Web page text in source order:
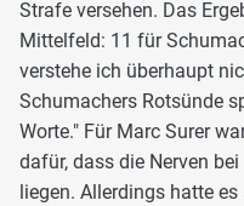
Strafe versehen. Das
Mittelfeld: 11 für
verstehe ich überhaupt
Schumachers Rotsünde
Worte." Für Marc Surer
dafür, dass die Nerven
liegen. Allerdings hatte